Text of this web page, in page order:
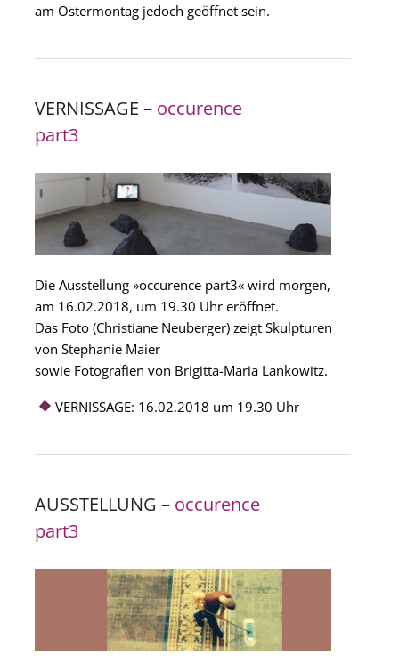
am Ostermontag jedoch geöffnet sein.
VERNISSAGE – occurence
part3
Die Ausstellung »occurence part3« wird morgen,
am 16.02.2018, um 19.30 Uhr eröffnet.
Das Foto (Christiane Neuberger) zeigt Skulpturen
von Stephanie Maier
sowie Fotografien von Brigitta-Maria Lankowitz.
VERNISSAGE: 16.02.2018 um 19.30 Uhr
AUSSTELLUNG – occurence
part3